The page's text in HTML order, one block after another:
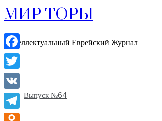
МИР ТОРЫ
Интеллектуальный Еврейский Журнал
Выпуск №64
Facebook
Twitter
VK
Telegram